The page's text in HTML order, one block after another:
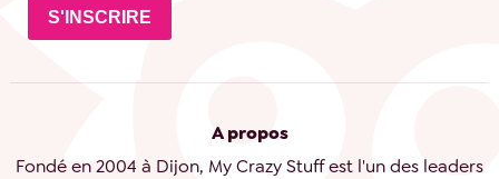
S'INSCRIRE
A propos
Fondé en 2004 à Dijon, My Crazy Stuff est l'un des leaders